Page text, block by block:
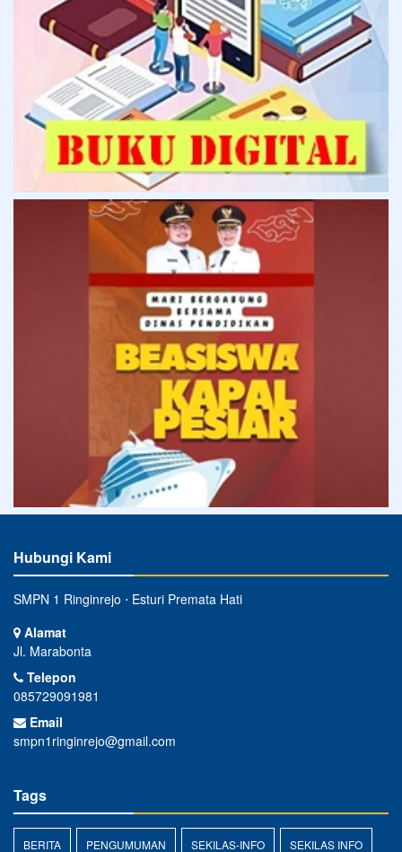
Hubungi Kami
SMPN 1 Ringinrejo ⋅ Esturi Premata Hati
Alamat
Jl. Marabonta
Telepon
085729091981
Email
smpn1ringinrejo@gmail.com
Tags
BERITA PENGUMUMAN SEKILAS-INFO SEKILAS INFO